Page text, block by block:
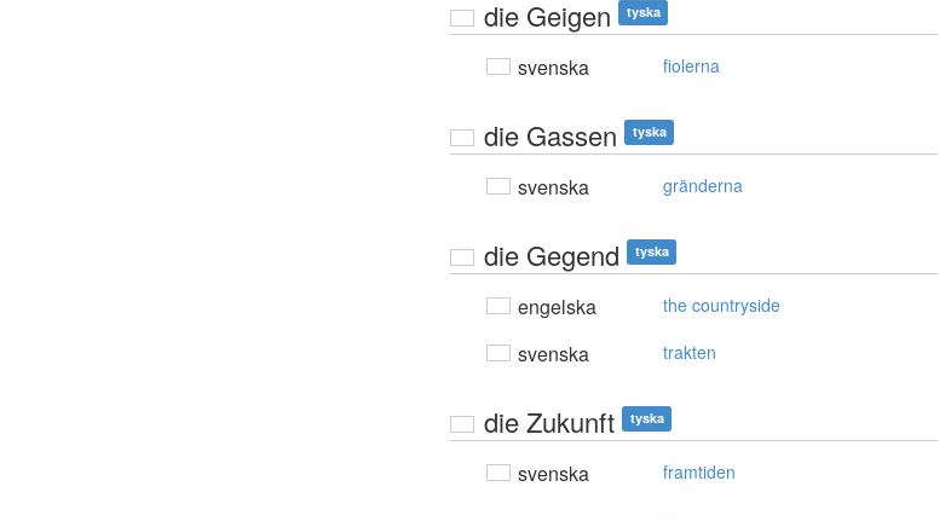
die Geigen tyska
svenska fiolerna
die Gassen tyska
svenska gränderna
die Gegend tyska
engelska the countryside
svenska trakten
die Zukunft tyska
svenska framtiden